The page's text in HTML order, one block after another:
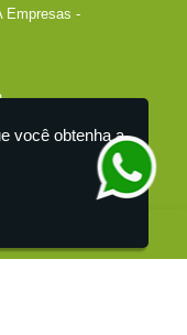
Empresas -
você obtenha a